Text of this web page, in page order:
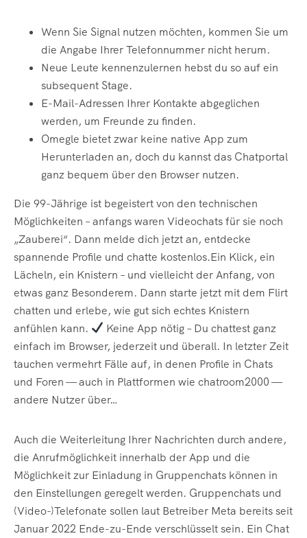
Wenn Sie Signal nutzen möchten, kommen Sie um
die Angabe Ihrer Telefonnummer nicht herum.
Neue Leute kennenzulernen hebst du so auf ein
subsequent Stage.
E-Mail-Adressen Ihrer Kontakte abgeglichen
werden, um Freunde zu finden.
Omegle bietet zwar keine native App zum
Herunterladen an, doch du kannst das Chatportal
ganz bequem über den Browser nutzen.
Die 99-Jährige ist begeistert von den tech­nischen
Möglich­keiten – anfangs waren Video­chats für sie noch
„Zauberei“. Dann melde dich jetzt an, entdecke
spannende Profile und chatte kostenlos.Ein Klick, ein
Lächeln, ein Knistern – und vielleicht der Anfang, von
etwas ganz Besonderem. Dann starte jetzt mit dem Flirt
chatten und erlebe, wie gut sich echtes Knistern
anfühlen kann.
Keine App nötig – Du chattest ganz
einfach im Browser, jederzeit und überall. In letzter Zeit
tauchen vermehrt Fälle auf, in denen Profile in Chats
und Foren — auch in Plattformen wie chatroom2000 —
andere Nutzer über…
Auch die Weiterleitung Ihrer Nachrichten durch andere,
die Anrufmöglichkeit innerhalb der App und die
Möglichkeit zur Einladung in Gruppenchats können in
den Einstellungen geregelt werden. Gruppenchats und
(Video-)Telefonate sollen laut Betreiber Meta bereits seit
Januar 2022 Ende-zu-Ende verschlüsselt sein. Ein Chat